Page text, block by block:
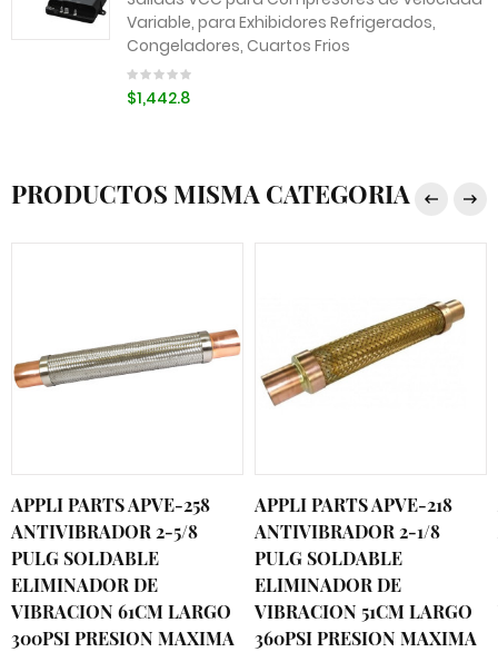
Variable, para Exhibidores Refrigerados,
Congeladores, Cuartos Frios
$1,442.8
PRODUCTOS MISMA CATEGORIA
APPLI PARTS APVE-258
ANTIVIBRADOR 2-5/8
PULG SOLDABLE
ELIMINADOR DE
VIBRACION 61CM LARGO
300PSI PRESION MAXIMA
APPLI PARTS APVE-218
ANTIVIBRADOR 2-1/8
PULG SOLDABLE
ELIMINADOR DE
VIBRACION 51CM LARGO
360PSI PRESION MAXIMA